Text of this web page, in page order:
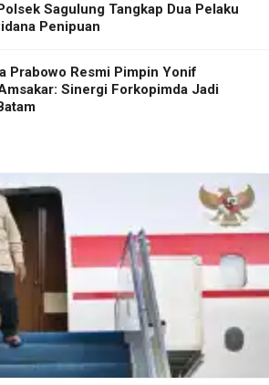
Sagulung Tangkap Dua Pelaku
Penipuan
Prabowo Resmi Pimpin Yonif
Sinergi Forkopimda Jadi